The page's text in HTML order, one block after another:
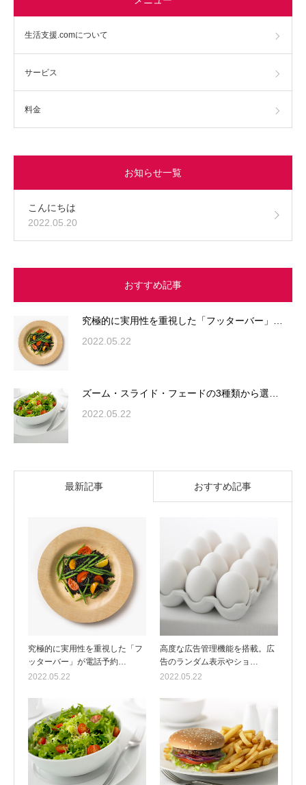
生活支援.comについて
サービス
料金
お知らせ一覧
こんにちは
2022.05.20
おすすめ記事
究極的に実用性を重視した「フッターバー」…
2022.05.22
ズーム・スライド・フェードの3種類から選…
2022.05.22
最新記事 おすすめ記事
究極的に実用性を重視した「フ
ッターバー」が電話予約…
2022.05.22
高度な広告管理機能を搭載。広
告のランダム表示やショ…
2022.05.22